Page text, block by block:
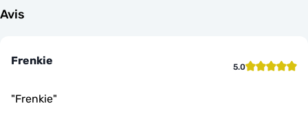
Avis
Frenkie 5.0
"Frenkie"